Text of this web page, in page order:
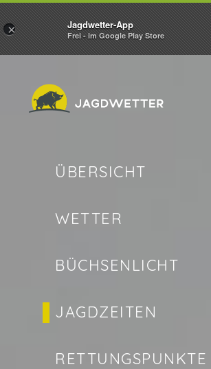
× Jagdwetter-App
Frei - im Google Play Store
ÜBERSICHT
WETTER
BÜCHSENLICHT
JAGDZEITEN
RETTUNGSPUNKTE